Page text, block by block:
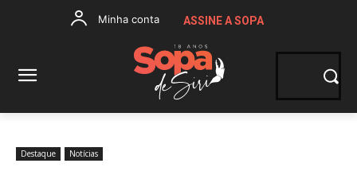
Minha conta ASSINE A SOPA
Destaque Notícias